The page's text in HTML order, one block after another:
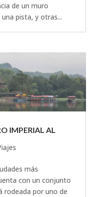
de un muro
pista, y otras...
IMPERIAL AL
más
con un conjunto
rodeada por uno de